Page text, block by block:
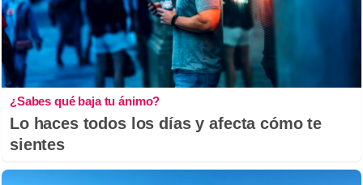
¿Sabes qué baja tu ánimo?
Lo haces todos los días y afecta cómo te
sientes